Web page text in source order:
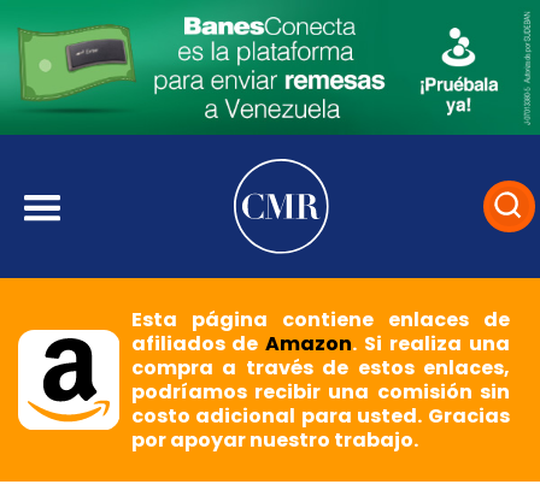
Esta página contiene enlaces de
afiliados deAmazon. Si realiza una
compra a través de estos enlaces,
podríamos recibir una comisión sin
costo adicional para usted. Gracias
por apoyar nuestro trabajo.